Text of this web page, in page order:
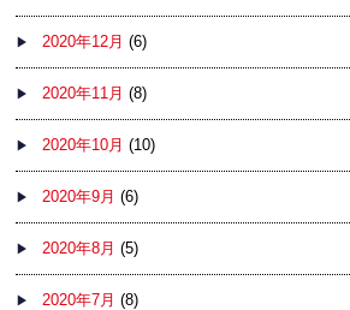
2020年12月 (6)
2020年11月 (8)
2020年10月 (10)
2020年9月 (6)
2020年8月 (5)
2020年7月 (8)